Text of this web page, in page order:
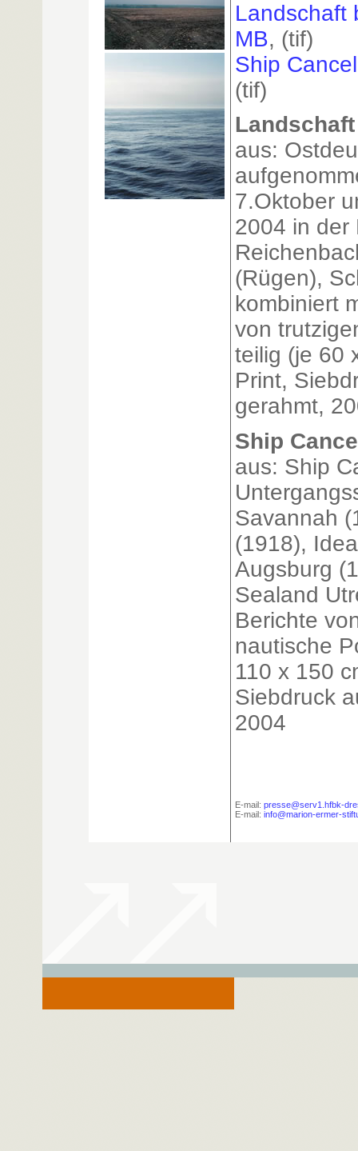
Landschaft
MB, (tif)
Ship
(tif)
aus:
7.Oktober
2004 in der
(Rügen),
kombiniert
von
teilig (je 60
Print,
gerahmt,
Ship
aus: Ship
Savannah
(1918),
Augsburg
Sealand
Berichte
nautische
110 x 150
Siebdruck
2004
E-mail: presse@serv1.hfbk-
E-mail: info@marion-ermer-